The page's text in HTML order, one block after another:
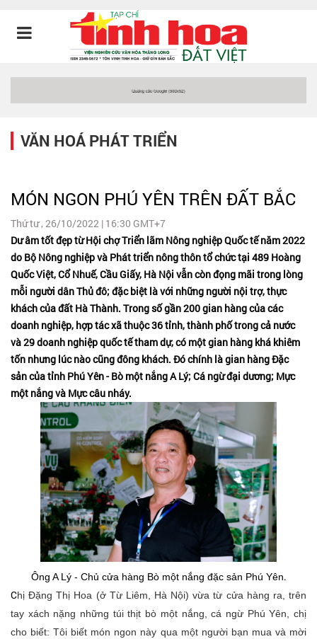
VĂN HOÁ PHÁT TRIỂN
MÓN NGON PHÚ YÊN TRÊN ĐẤT BẮC
Thứ tư , 26/10/2022 | 16:30 GMT+7
Dư âm tốt đẹp từ Hội chợ Triển lãm Nông nghiệp Quốc tế năm 2022
do Bộ Nông nghiệp và Phát triển nông thôn tổ chức tại 489 Hoàng
Quốc Việt, Cổ Nhuế, Cầu Giấy, Hà Nội vẫn còn đọng mãi trong lòng
mỗi người dân Thủ đô; đặc biệt là với những người nội trợ, thực
khách của đất Hà Thành. Trong số gần 200 gian hàng của các
doanh nghiệp, hợp tác xã thuộc 36 tỉnh, thành phố trong cả nước
và 29 doanh nghiệp quốc tế tham dự, có một gian hàng khá khiêm
tốn nhưng lúc nào cũng đông khách. Đó chính là gian hàng Đặc
sản của tỉnh Phú Yên - Bò một nắng A Lý; Cá ngừ đại dương; Mực
một nắng và Mực câu nháy.
Ông A Lý - Chủ cửa hàng Bò một nắng đặc sản Phú Yên.
Chị Đặng Thị Hoa (ở Từ Liêm, Hà Nội) vừa từ cửa hàng ra, trên
tay xách nặng những túi thịt bò một nắng, cá ngừ Phú Yên, chị
cho biết: Tôi biết món ngon này qua một người bạn mua và mời